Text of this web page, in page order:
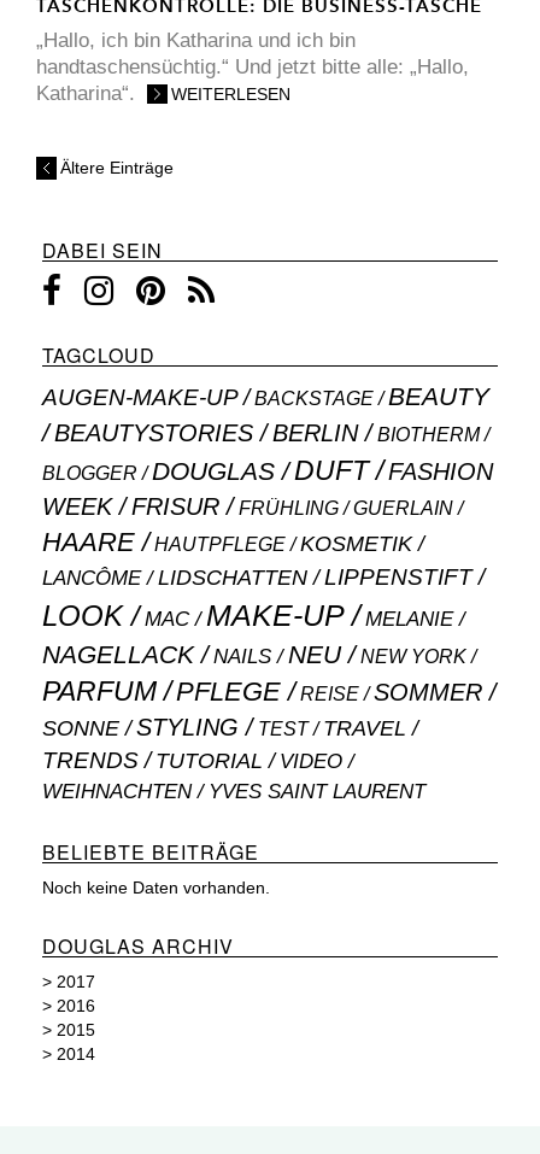
TASCHENKONTROLLE: DIE BUSINESS-TASCHE
„Hallo, ich bin Katharina und ich bin
handtaschensüchtig.“ Und jetzt bitte alle: „Hallo,
Katharina“.
WEITERLESEN
Ältere Einträge
DABEI SEIN
TAGCLOUD
AUGEN-MAKE-UP BACKSTAGE BEAUTY
BEAUTYSTORIES BERLIN
BIOTHERM
BLOGGER
DOUGLAS DUFT
FASHION
WEEK
FRISUR FRÜHLING GUERLAIN
HAARE HAUTPFLEGE
KOSMETIK
LANCÔME
LIDSCHATTEN LIPPENSTIFT
LOOK MAC MAKE-UP MELANIE
NAGELLACK NAILS NEU NEW YORK
PARFUM PFLEGE REISE SOMMER
SONNE STYLING TEST TRAVEL
TRENDS TUTORIAL VIDEO
WEIHNACHTEN YVES SAINT LAURENT
BELIEBTE BEITRÄGE
Noch keine Daten vorhanden.
DOUGLAS ARCHIV
> 2017
> 2016
> 2015
> 2014